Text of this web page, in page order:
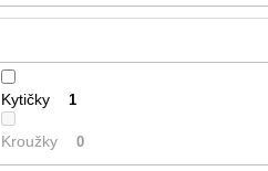
Kytičky 1
Kroužky 0